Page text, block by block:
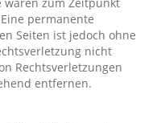
permanente
Seiten ist jedoch ohne
nicht
Rechtsverletzungen
entfernen.